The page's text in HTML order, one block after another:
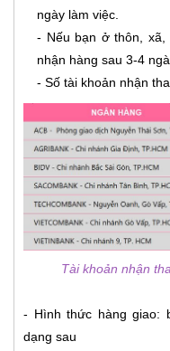
ngày làm việc.
- Nếu bạn ở thôn, xã,
nhận hàng sau 3-4
- Số tài khoản nhận
Tài khoản nhận
- Hình thức hàng giao:
dạng sau